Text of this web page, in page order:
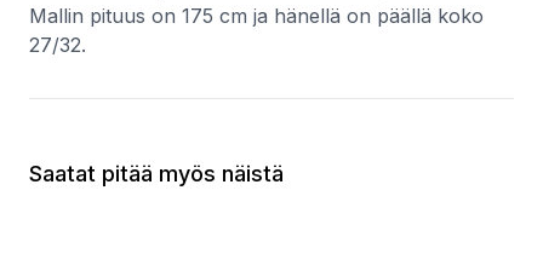
Mallin pituus on 175 cm ja hänellä on päällä koko
27/32.
Saatat pitää myös näistä